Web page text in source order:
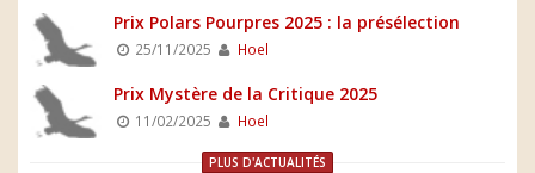
Prix Polars Pourpres 2025 : la présélection
25/11/2025 Hoel
Prix Mystère de la Critique 2025
11/02/2025 Hoel
PLUS D'ACTUALITÉS